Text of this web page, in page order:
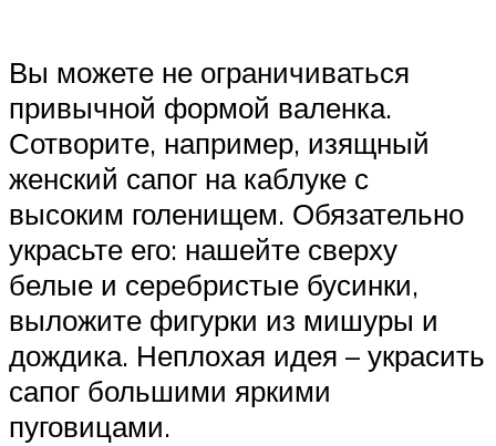
Вы можете не ограничиваться
привычной формой валенка.
Сотворите, например, изящный
женский сапог на каблуке с
высоким голенищем. Обязательно
украсьте его: нашейте сверху
белые и серебристые бусинки,
выложите фигурки из мишуры и
дождика. Неплохая идея – украсить
сапог большими яркими
пуговицами.